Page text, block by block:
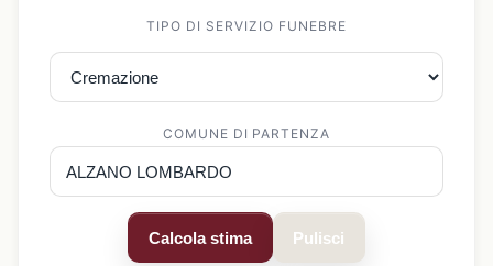
TIPO DI SERVIZIO FUNEBRE
COMUNE DI PARTENZA
Calcola stima Pulisci